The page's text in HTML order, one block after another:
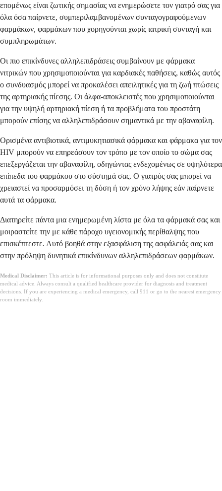
επομένως είναι ζωτικής σημασίας να ενημερώσετε τον γιατρό σας για
όλα όσα παίρνετε, συμπεριλαμβανομένων συνταγογραφούμενων
φαρμάκων, φαρμάκων που χορηγούνται χωρίς ιατρική συνταγή και
συμπληρωμάτων.
Οι πιο επικίνδυνες αλληλεπιδράσεις συμβαίνουν με φάρμακα
νιτρικών που χρησιμοποιούνται για καρδιακές παθήσεις, καθώς αυτός
ο συνδυασμός μπορεί να προκαλέσει απειλητικές για τη ζωή πτώσεις
της αρτηριακής πίεσης. Οι άλφα-αποκλειστές που χρησιμοποιούνται
για την υψηλή αρτηριακή πίεση ή τα προβλήματα του προστάτη
μπορούν επίσης να αλληλεπιδράσουν σημαντικά με την αβαναφίλη.
Ορισμένα αντιβιοτικά, αντιμυκητιασικά φάρμακα και φάρμακα για τον
HIV μπορούν να επηρεάσουν τον τρόπο με τον οποίο το σώμα σας
επεξεργάζεται την αβαναφίλη, οδηγώντας ενδεχομένως σε υψηλότερα
επίπεδα του φαρμάκου στο σύστημά σας. Ο γιατρός σας μπορεί να
χρειαστεί να προσαρμόσει τη δόση ή τον χρόνο λήψης εάν παίρνετε
αυτά τα φάρμακα.
Διατηρείτε πάντα μια ενημερωμένη λίστα με όλα τα φάρμακά σας και
μοιραστείτε την με κάθε πάροχο υγειονομικής περίθαλψης που
επισκέπτεστε. Αυτό βοηθά στην εξασφάλιση της ασφάλειάς σας και
στην πρόληψη δυνητικά επικίνδυνων αλληλεπιδράσεων φαρμάκων.
Medical Disclaimer: This article is for informational purposes only and does not constitute
medical advice. Always consult a qualified healthcare provider for diagnosis and treatment
decisions. If you are experiencing a medical emergency, call 911 or go to the nearest emergency
room immediately.